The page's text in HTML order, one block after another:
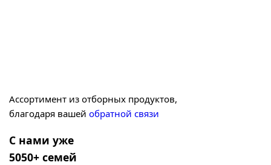
Ассортимент из отборных продуктов,
благодаря вашей обратной связи
С нами уже
5050+ семей